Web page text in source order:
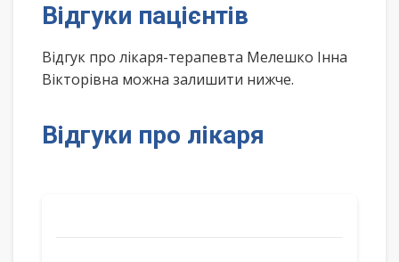
Відгуки пацієнтів
Відгук про лікаря-терапевта Мелешко Інна
Вікторівна можна залишити нижче.
Відгуки про лікаря